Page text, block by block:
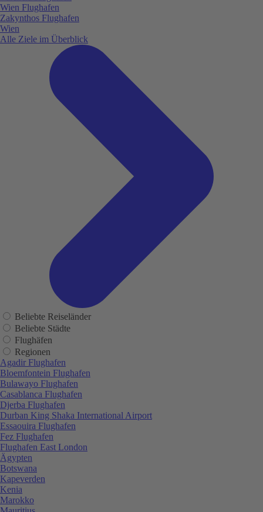
Wien Flughafen
Zakynthos Flughafen
Wien
Alle Ziele im Überblick
Beliebte Reiseländer
Beliebte Städte
Flughäfen
Regionen
Agadir Flughafen
Bloemfontein Flughafen
Bulawayo Flughafen
Casablanca Flughafen
Djerba Flughafen
Durban King Shaka International Airport
Essaouira Flughafen
Fez Flughafen
Flughafen East London
Ägypten
Botswana
Kapeverden
Kenia
Marokko